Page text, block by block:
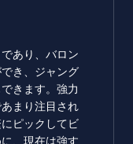
あり、バロン
き、ジャング
きます。強力
まり注目され
ピックしてビ
、現在は強す